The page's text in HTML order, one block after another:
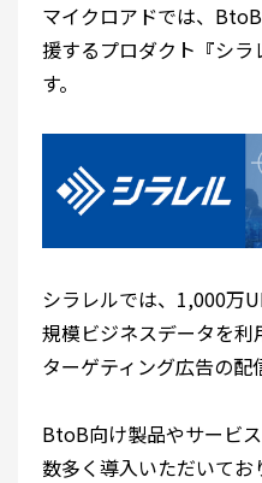
マイクロアドでは、
援するプロダクト『シ
す。
シラレルでは、1,000万
規模ビジネスデータを
ターゲティング広告の配
BtoB向け製品やサービ
数多く導入いただいて